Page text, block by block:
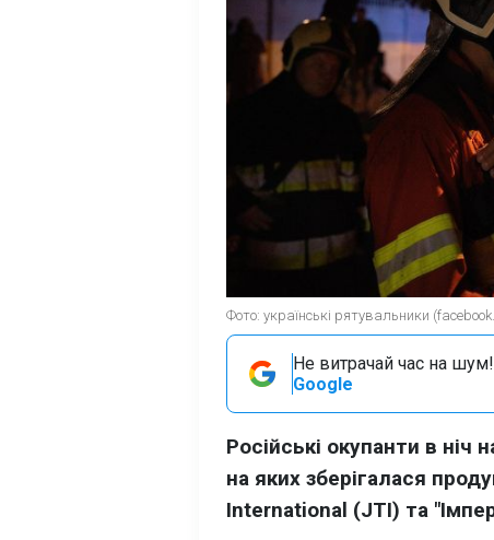
Фото: українські рятувальники
Не витрачай час на шум!
Google
Російські окупанти в
на яких зберігалася
International (JTI) та